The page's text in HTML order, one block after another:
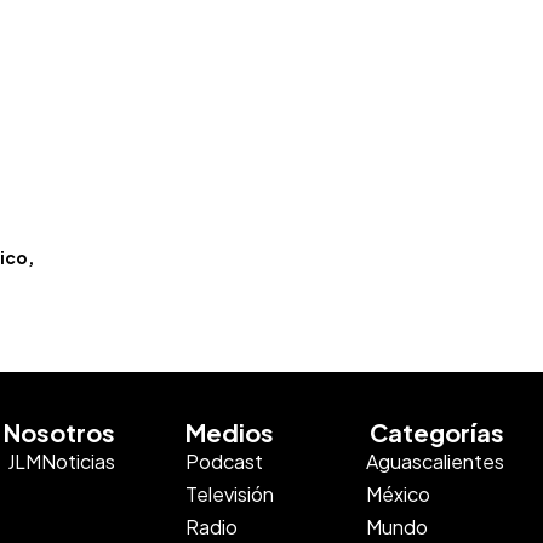
Nosotros
JLMNoticias
Medios
Podcast
Televisión
Radio
Categorías
Aguascalientes
México
Mundo